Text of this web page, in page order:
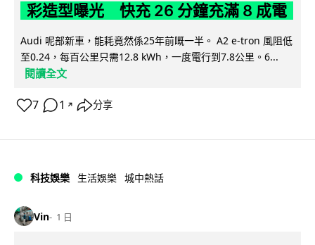
彩造型曝光 快充 26 分鐘充滿 8 成電
Audi 呢部新車，能耗竟然係25年前嘅一半。 A2 e-tron 風阻低
至0.24，每百公里只需12.8 kWh，一度電行到7.8公里。6...
閱讀全文
7 1 ↗ 分享
科技娛樂 生活娛樂 城中熱話
Vin 1 日